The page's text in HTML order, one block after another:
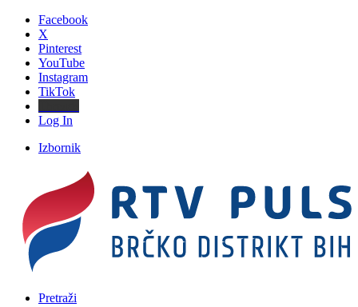
Facebook
X
Pinterest
YouTube
Instagram
TikTok
Log In
Izbornik
Pretraži